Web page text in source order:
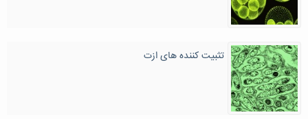
تثبیت کننده های ازت